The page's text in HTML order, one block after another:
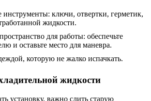
ключи, отвертки, герметик,
жидкости.
для работы: обеспечьте
и оставьте место для маневра.
которую не жалко испачкать.
жидкости
установку, важно слить старую